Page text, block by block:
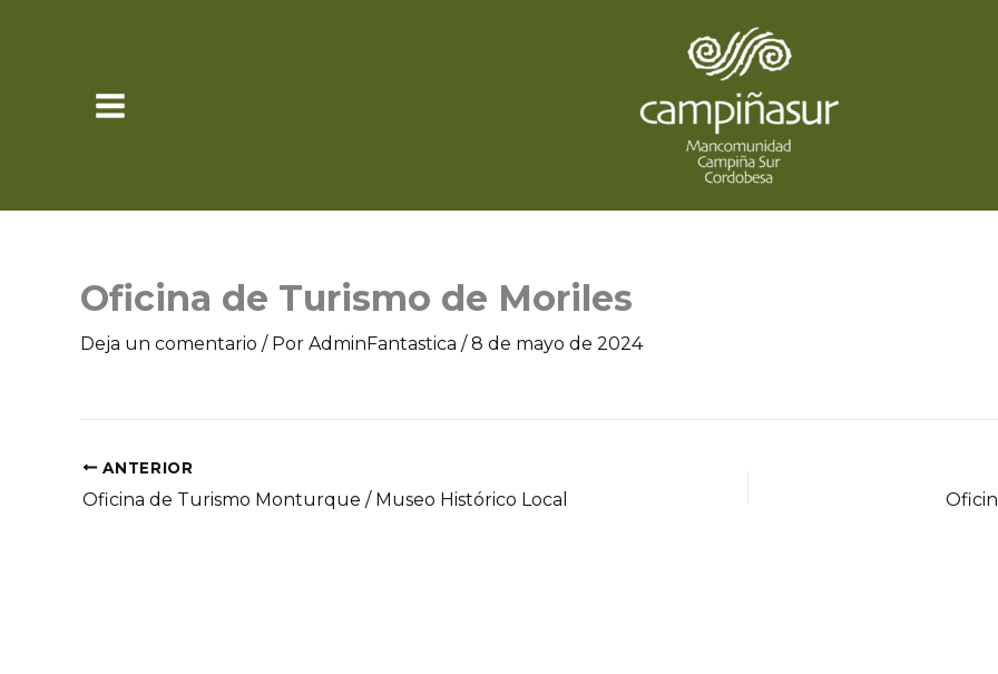
Oficina de Turismo de Moriles
Deja un comentario / Por AdminFantastica /8 de mayo de 2024
ANTERIOR
Oficina de Turismo Monturque / Museo Histórico Local